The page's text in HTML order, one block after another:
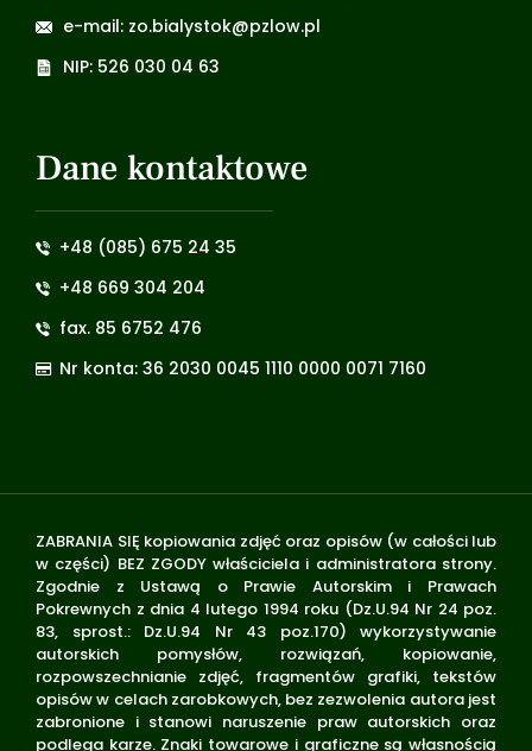
e-mail: zo.bialystok@pzlow.pl
NIP: 526 030 04 63
Dane kontaktowe
+48 (085) 675 24 35
+48 669 304 204
fax. 85 6752 476
Nr konta: 36 2030 0045 1110 0000 0071 7160
ZABRANIA SIĘ kopiowania zdjęć oraz opisów (w całości lub
w części) BEZ ZGODY właściciela i administratora strony.
Zgodnie z Ustawą o Prawie Autorskim i Prawach
Pokrewnych z dnia 4 lutego 1994 roku (Dz.U.94 Nr 24 poz.
83, sprost.: Dz.U.94 Nr 43 poz.170) wykorzystywanie
autorskich pomysłów, rozwiązań, kopiowanie,
rozpowszechnianie zdjęć, fragmentów grafiki, tekstów
opisów w celach zarobkowych, bez zezwolenia autora jest
zabronione i stanowi naruszenie praw autorskich oraz
podlega karze. Znaki towarowe i graficzne są własnością